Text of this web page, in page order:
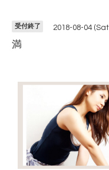
受付終了 2018-08-04
満